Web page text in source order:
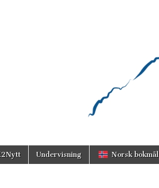
Undervisning Norsk bokmål